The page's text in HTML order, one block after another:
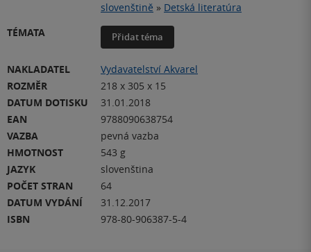
slovenštině » Detská literatúra
TÉMATA
Přidat téma
NAKLADATEL
Vydavatelství Akvarel
ROZMĚR
218 x 305 x 15
DATUM DOTISKU
31.01.2018
EAN
9788090638754
VAZBA
pevná vazba
HMOTNOST
543 g
JAZYK
slovenština
POČET STRAN
64
DATUM VYDÁNÍ
31.12.2017
ISBN
978-80-906387-5-4